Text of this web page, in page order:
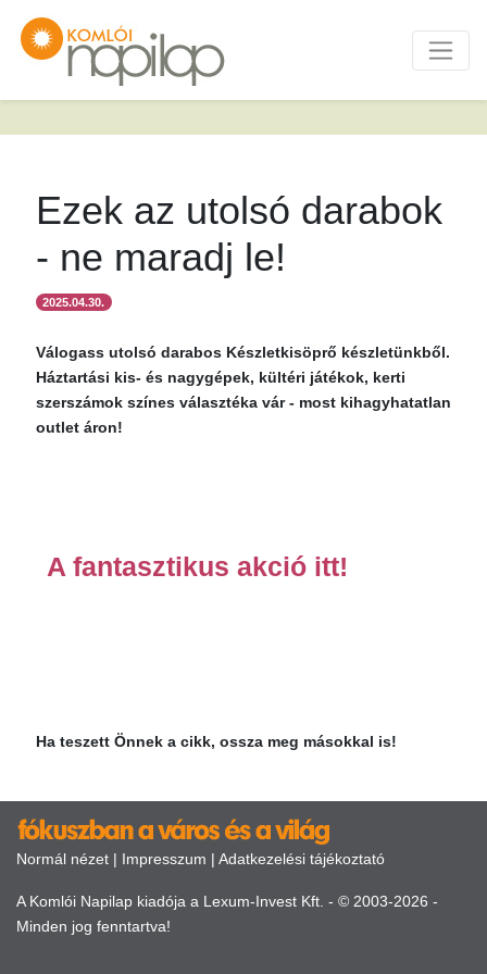
Ezek az utolsó darabok
- ne maradj le!
2025.04.30.
Válogass utolsó darabos Készletkisöprő készletünkből.
Háztartási kis- és nagygépek, kültéri játékok, kerti
szerszámok színes választéka vár - most kihagyhatatlan
outlet áron!
A fantasztikus akció itt!
Ha teszett Önnek a cikk, ossza meg másokkal is!
Normál nézet | Impresszum | Adatkezelési tájékoztató
A Komlói Napilap kiadója a Lexum-Invest Kft. - © 2003-2026 -
Minden jog fenntartva!